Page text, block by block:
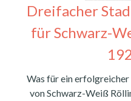
Dreifacher
für Schwarz-
Was für ein
von Schwarz-Weiß